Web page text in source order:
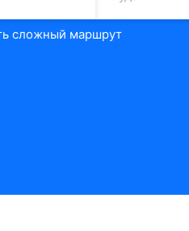
сложный маршрут